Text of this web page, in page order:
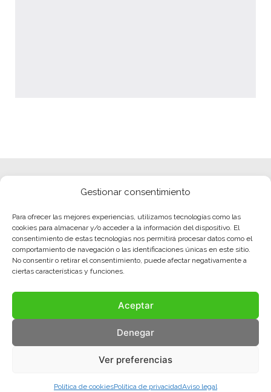
Gestionar consentimiento
Para ofrecer las mejores experiencias, utilizamos tecnologías como las
cookies para almacenar y/o acceder a la información del dispositivo. El
consentimiento de estas tecnologías nos permitirá procesar datos como el
comportamiento de navegación o las identificaciones únicas en este sitio.
No consentir o retirar el consentimiento, puede afectar negativamente a
ciertas características y funciones.
Aceptar
Denegar
Ver preferencias
Política de cookiesPolítica de privacidadAviso legal